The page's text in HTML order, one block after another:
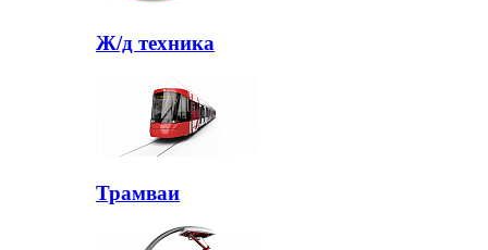
Ж/д техника
Трамваи